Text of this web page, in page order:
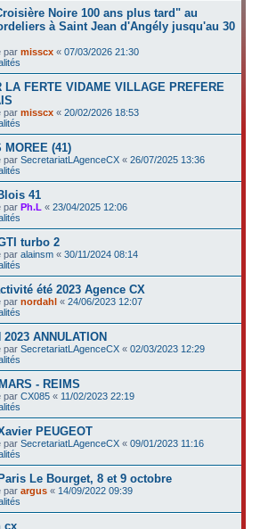
Noire 100 ans plus tard" au
à Saint Jean d'Angély jusqu'au 30
parmisscx «07/03/2026 21:30
LA FERTE VIDAME VILLAGE PREFERE
parmisscx «20/02/2026 18:53
MOREE (41)
parSecretariatLAgenceCX «26/07/2025 13:36
41
parPh.L «23/04/2025 12:06
turbo 2
paralainsm «30/11/2024 08:14
été 2023 Agence CX
parnordahl «24/06/2023 12:07
2023 ANNULATION
parSecretariatLAgenceCX «02/03/2023 12:29
- REIMS
parCX085 « 11/02/2023 22:19
PEUGEOT
parSecretariatLAgenceCX «09/01/2023 11:16
Le Bourget, 8 et 9 octobre
parargus « 14/09/2022 09:39
cx